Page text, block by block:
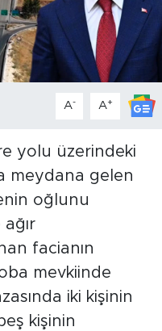
A- A+
yolu üzerindeki
meydana gelen
oğlunu
facianın
mevkiinde
iki kişinin
kişinin